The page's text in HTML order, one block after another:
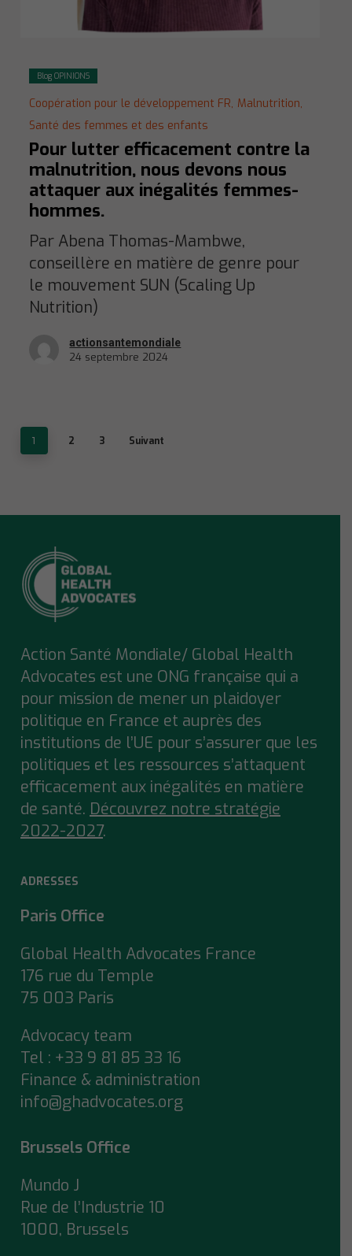
Blog OPINIONS
Coopération pour le développement FR, Malnutrition,
Santé des femmes et des enfants
Pour lutter efficacement contre la
malnutrition, nous devons nous
attaquer aux inégalités femmes-
hommes.
Par Abena Thomas-Mambwe,
conseillère en matière de genre pour
le mouvement SUN (Scaling Up
Nutrition)
actionsantemondiale
24 septembre 2024
1 2 3 Suivant
Action Santé Mondiale/ Global Health
Advocates est une ONG française qui a
pour mission de mener un plaidoyer
politique en France et auprès des
institutions de l’UE pour s’assurer que les
politiques et les ressources s’attaquent
efficacement aux inégalités en matière
de santé. Découvrez notre stratégie
2022-2027.
ADRESSES
Paris Office
Global Health Advocates France
176 rue du Temple
75 003 Paris
Advocacy team
Tel : +33 9 81 85 33 16
Finance & administration
info@ghadvocates.org
Brussels Office
Mundo J
Rue de l’Industrie 10
1000, Brussels